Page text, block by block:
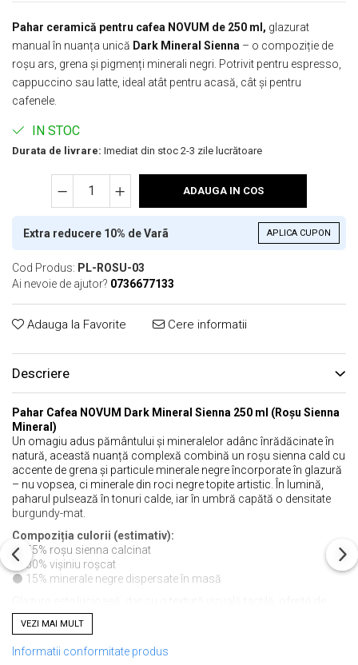
Pahar ceramică pentru cafea NOVUM de 250 ml, glazurat
manual în nuanța unică Dark Mineral Sienna – o compoziție de
roșu ars, grena și pigmenți minerali negri. Potrivit pentru espresso,
cappuccino sau latte, ideal atât pentru acasă, cât și pentru
cafenele.
IN STOC
Durata de livrare: Imediat din stoc 2-3 zile lucrătoare
ADAUGA IN COS
Extra reducere 10% de Varã APLICA CUPON
Cod Produs: PL-ROSU-03
Ai nevoie de ajutor? 0736677133
Adauga la Favorite Cere informatii
Descriere
Pahar Cafea NOVUM Dark Mineral Sienna 250 ml (Roșu Sienna
Mineral)
Un omagiu adus pământului și mineralelor adânc înrădăcinate în
natură, această nuanță complexă combină un roșu sienna cald cu
accente de grena și particule minerale negre încorporate în glazură
– nu vopsea, ci minerale din roci negre topite artistic. În lumină,
paharul pulsează în tonuri calde, iar în umbră capătă o densitate
burgundy-mat.
Compoziția culorii (estimativ):
🟠 55% roșu sienna calcinat
🔴 30% vișiniu roșcat
⚫️ 15% minerale negre dispersate în masă
punctele negre discrete. Fiecare pahar este lucrat individual, așadar
fiecare are o identitate unică.
✔️Caracteristici tehnice:
VEZI MAI MULT
Informatii conformitate produs